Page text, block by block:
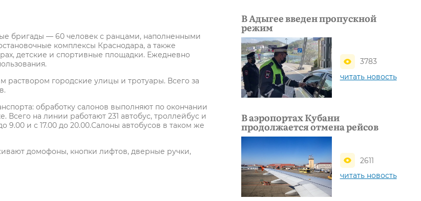
бригады — 60 человек с ранцами, наполненными
комплексы Краснодара, а также
детские и спортивные площадки. Ежедневно
городские улицы и тротуары. Всего за
обработку салонов выполняют по окончании
на линии работают 231 автобус, троллейбус и
и с 17.00 до 20.00.Салоны автобусов в таком же
домофоны, кнопки лифтов, дверные ручки,
В Адыгее введен пропускной
режим
3783
читать новость
В аэропортах Кубани
продолжается отмена рейсов
2611
читать новость